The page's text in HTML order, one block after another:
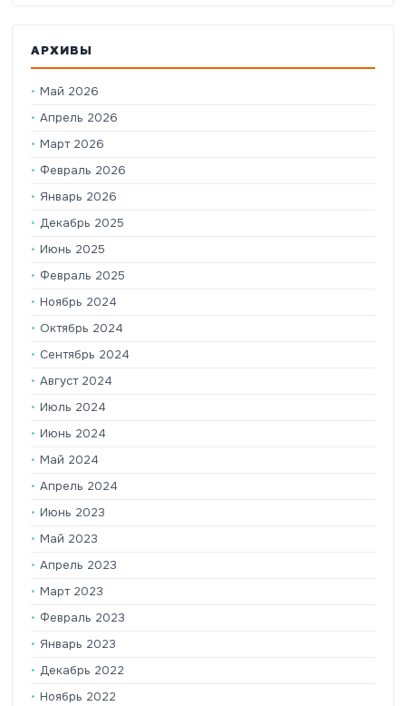
АРХИВЫ
Май 2026
Апрель 2026
Март 2026
Февраль 2026
Январь 2026
Декабрь 2025
Июнь 2025
Февраль 2025
Ноябрь 2024
Октябрь 2024
Сентябрь 2024
Август 2024
Июль 2024
Июнь 2024
Май 2024
Апрель 2024
Июнь 2023
Май 2023
Апрель 2023
Март 2023
Февраль 2023
Январь 2023
Декабрь 2022
Ноябрь 2022